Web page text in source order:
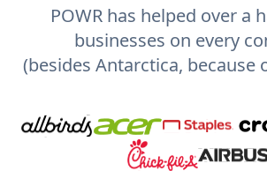
POWR has helped over a
businesses on every
(besides Antarctica, because